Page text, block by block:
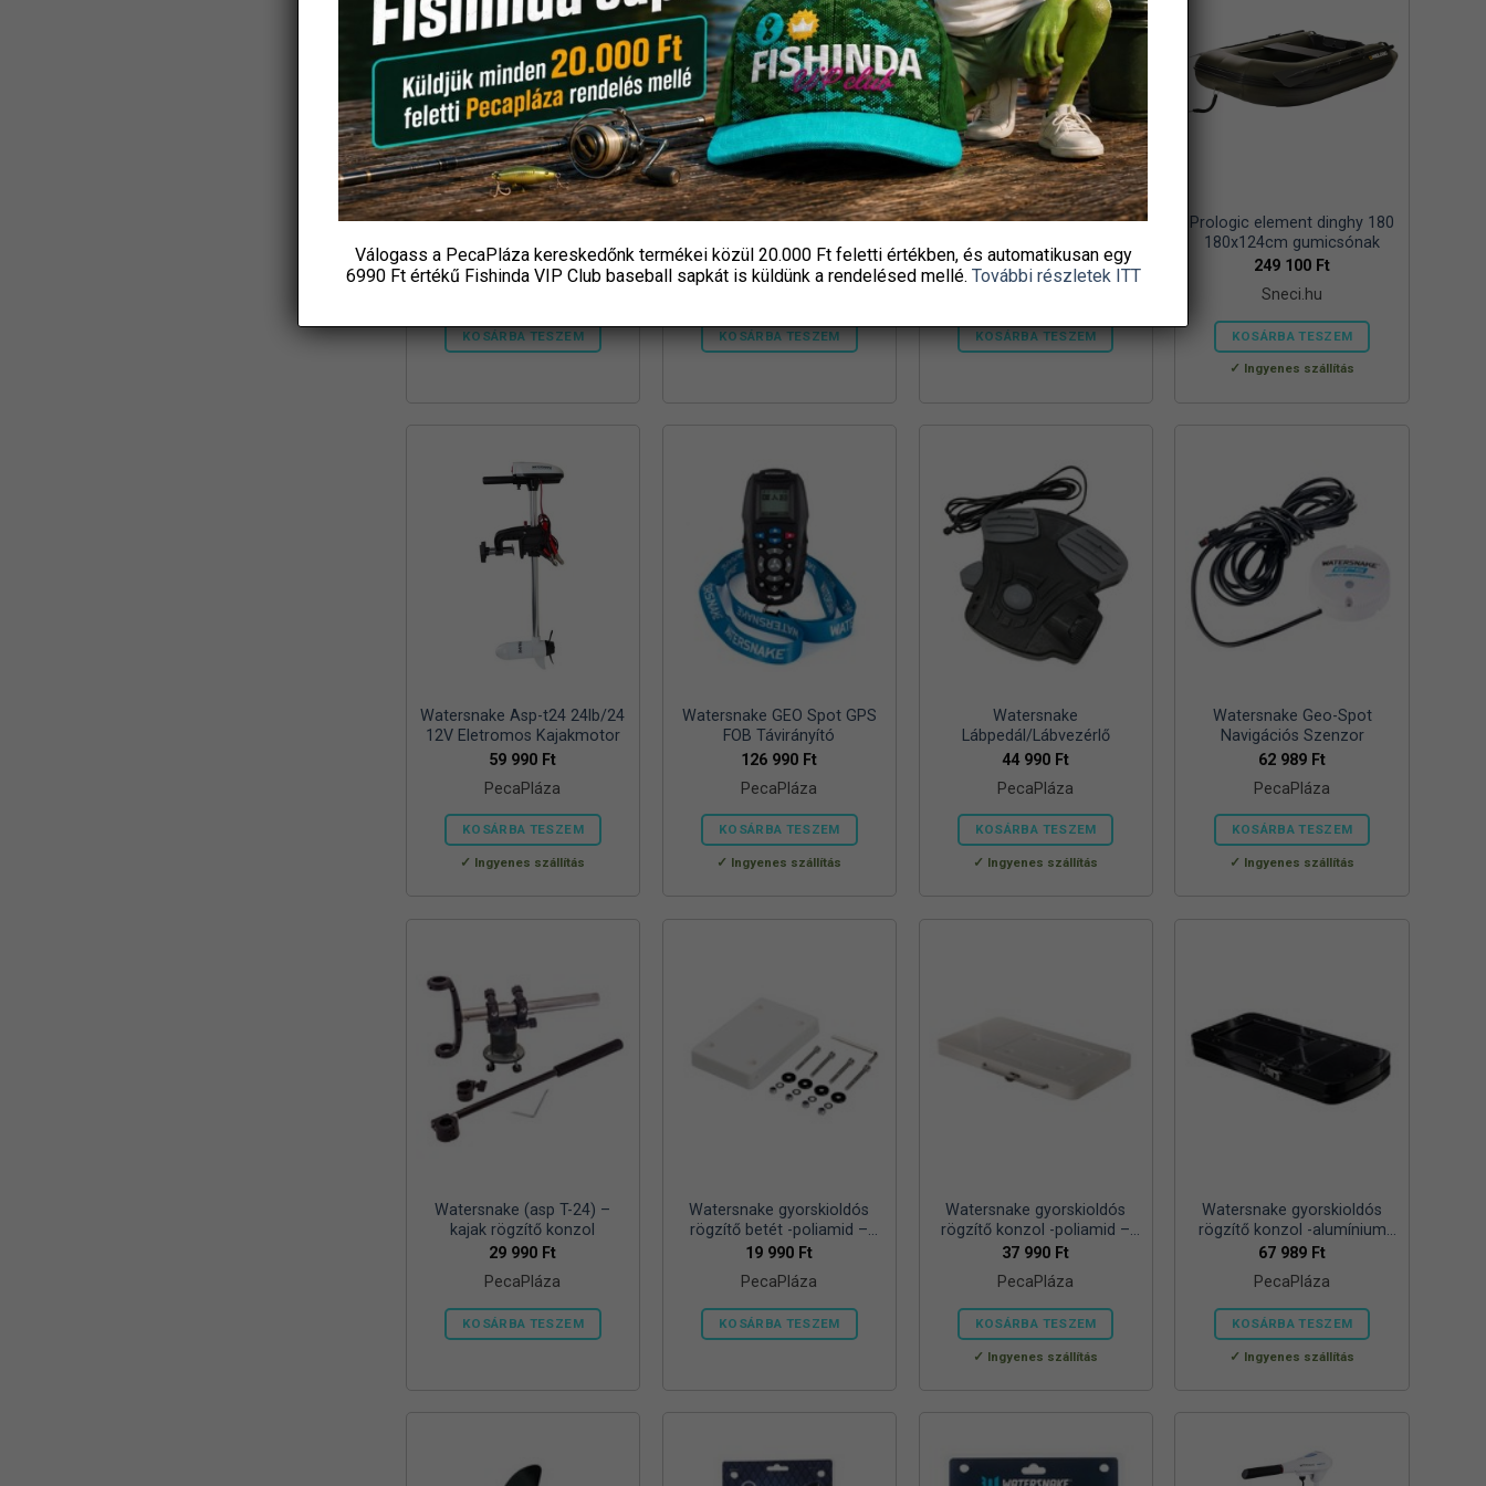
Madcat clonk classic
16 600Ft
KOSÁRBA TESZEM
Madcat clonk deep water
18 700Ft
KOSÁRBA TESZEM
Jaf32016 új kuttyogató 4
3 420Ft
KOSÁRBA TESZEM
Prologic element dinghy 180
180x124cm gumicsónak
249 100 Ft
Sneci.hu
KOSÁRBA TESZEM
Ingyenes szállítás
Watersnake Asp-t24 24lb/24
12V Eletromos Kajakmotor
59 990 Ft
PecaPláza
KOSÁRBA TESZEM
Ennek
van.
A
változatok
a
termékoldalon
választhatók
Ingyenes szállítás
Watersnake GEO Spot GPS
FOB Távirányító
126 990 Ft
PecaPláza
KOSÁRBA TESZEM
Ennek
változatok
termékoldalon
választhatók
Ingyenes szállítás
Watersnake
Lábpedál/Lábvezérlő
44 990 Ft
PecaPláza
KOSÁRBA TESZEM
Ennek
változatok
termékoldalon
Ingyenes szállítás
Watersnake Geo-Spot
Navigációs Szenzor
62 989 Ft
PecaPláza
KOSÁRBA TESZEM
Ennek
változatok
a
termékoldalon
Ingyenes szállítás
Watersnake (asp T-24) –
kajak rögzítő konzol
29 990 Ft
PecaPláza
KOSÁRBA TESZEM
van.
Watersnake gyorskioldós
rögzítő betét -poliamid –
Fehér
19 990 Ft
PecaPláza
KOSÁRBA TESZEM
Watersnake gyorskioldós
rögzítő konzol -poliamid –
Fehér
37 990 Ft
PecaPláza
KOSÁRBA TESZEM
Ennek
variációja
van.
Ingyenes szállítás
Watersnake gyorskioldós
rögzítő konzol -alumínium
ötvözet – Fekete
67 989 Ft
PecaPláza
KOSÁRBA TESZEM
Ennek
variációja
van.
Ingyenes szállítás
Válogass a PecaPláza kereskedőnk termékei közül 20.000 Ft felettiértékben, és automatikusan egy
6990 Ft értékű Fishinda VIP Club baseball sapkátis küldünk a rendelésed mellé. További részletek ITT